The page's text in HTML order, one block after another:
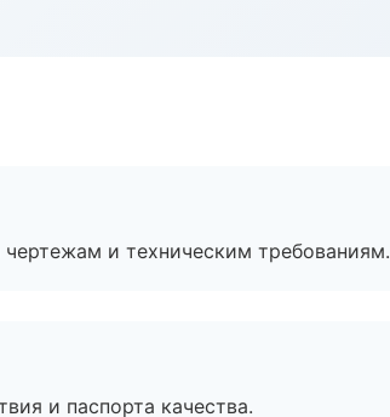
и техническим требованиям.
и паспорта качества.